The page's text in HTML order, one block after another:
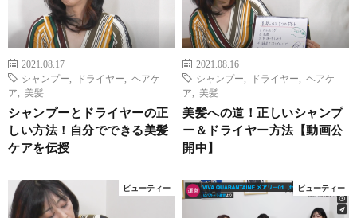
2021.08.17
シャンプー
ドライヤー
ヘアケ
ア
美髪
シャンプーとドライヤーの正
しい方法！自分でできる美髪
ケアを伝授
2021.08.16
シャンプー
ドライヤー
ヘアケ
ア
美髪
美髪への道！正しいシャンプ
ー＆ドライヤー方法【動画公
開中】
ビューティー ビューティー